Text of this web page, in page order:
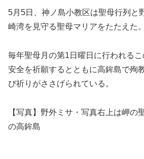
5月5日、神ノ島小教区は聖母行列と
崎湾を見守る聖母マリアをたたえた。
毎年聖母月の第1日曜日に行われる
安全を祈願するとともに高鉾島で殉
び祈りがささげられている。
【写真】野外ミサ・写真右上は岬の
の高鉾島